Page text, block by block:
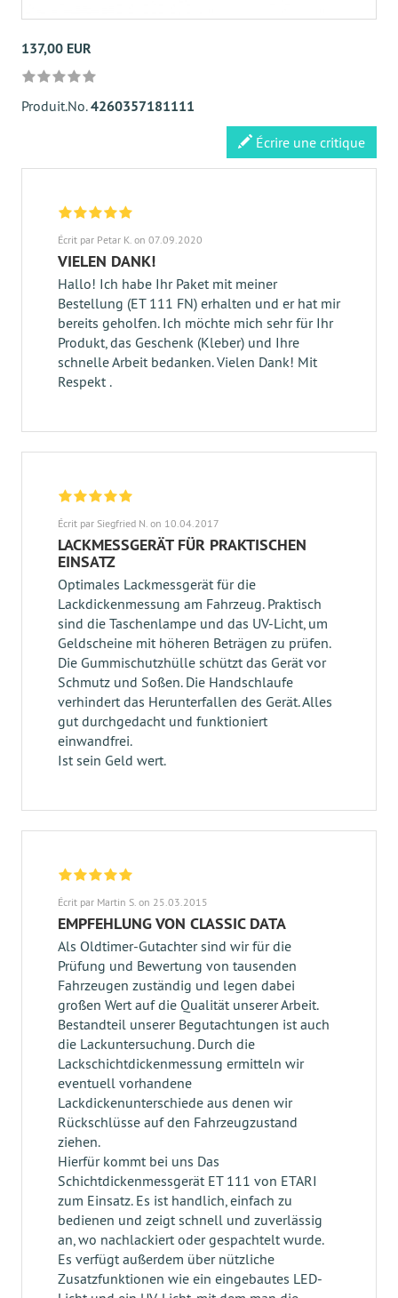
137,00 EUR
Produit.No.4260357181111
Écrire une critique
Écrit par Petar K. on 07.09.2020
VIELEN DANK!
Hallo! Ich habe Ihr Paket mit meiner
Bestellung (ET 111 FN) erhalten und er hat mir
bereits geholfen. Ich möchte mich sehr für Ihr
Produkt, das Geschenk (Kleber) und Ihre
schnelle Arbeit bedanken. Vielen Dank! Mit
Respekt .
Écrit par Siegfried N. on 10.04.2017
LACKMESSGERÄT FÜR PRAKTISCHEN
EINSATZ
Optimales Lackmessgerät für die
Lackdickenmessung am Fahrzeug. Praktisch
sind die Taschenlampe und das UV-Licht, um
Geldscheine mit höheren Beträgen zu prüfen.
Die Gummischutzhülle schützt das Gerät vor
Schmutz und Soßen. Die Handschlaufe
verhindert das Herunterfallen des Gerät. Alles
gut durchgedacht und funktioniert
einwandfrei.
Ist sein Geld wert.
Écrit par Martin S. on 25.03.2015
EMPFEHLUNG VON CLASSIC DATA
Als Oldtimer-Gutachter sind wir für die
Prüfung und Bewertung von tausenden
Fahrzeugen zuständig und legen dabei
großen Wert auf die Qualität unserer Arbeit.
Bestandteil unserer Begutachtungen ist auch
die Lackuntersuchung. Durch die
Lackschichtdickenmessung ermitteln wir
eventuell vorhandene
Lackdickenunterschiede aus denen wir
Rückschlüsse auf den Fahrzeugzustand
ziehen.
Hierfür kommt bei uns Das
Schichtdickenmessgerät ET 111 von ETARI
zum Einsatz. Es ist handlich, einfach zu
bedienen und zeigt schnell und zuverlässig
an, wo nachlackiert oder gespachtelt wurde.
Es verfügt außerdem über nützliche
Zusatzfunktionen wie ein eingebautes LED-